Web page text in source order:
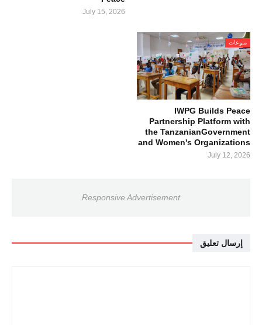
July 15, 2026
منوعات
IWPG Builds Peace
Partnership Platform with
the TanzanianGovernment
and Women's Organizations
July 12, 2026
Responsive Advertisement
إرسال تعليق